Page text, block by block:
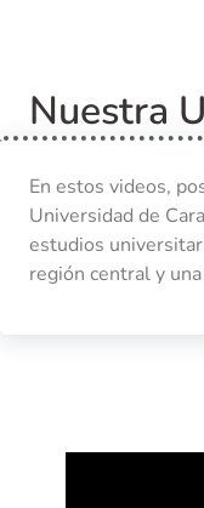
Nuestra
En estos videos,
Universidad de
estudios
región central y